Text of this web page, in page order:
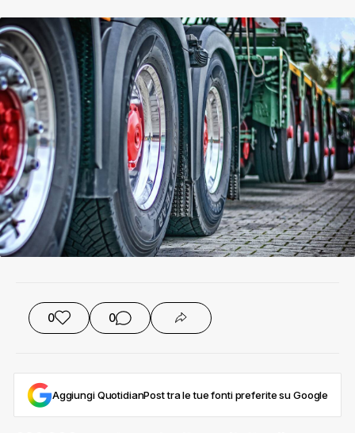
0 0
Aggiungi QuotidianPost tra le tue fonti preferite su Google